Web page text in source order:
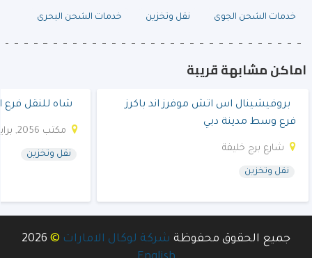
خدمات الشحن الجوى نقل وتخزين خدمات الشحن البحرى
اماكن مشابهة قريبة
بروفيشينال اس اتش موفرز اند باكرز
فرع وسط مدينة دبي
شارع برج خليفة
نقل وتخزين
شاه للنقل فرع
مكتب 2056, برايم تاور
نقل وتخزين
جميع الحقوق محفوظة شركة لوكال الامارات ©